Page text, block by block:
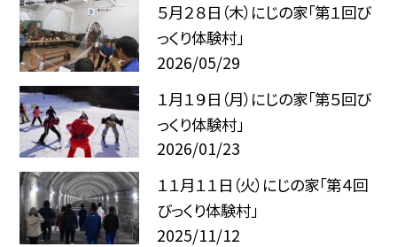
５月２８日（木）にじの家「第１回び
っくり体験村」
2026/05/29
１月１９日（月）にじの家「第５回び
っくり体験村」
2026/01/23
１１月１１日（火）にじの家「第４回
びっくり体験村」
2025/11/12